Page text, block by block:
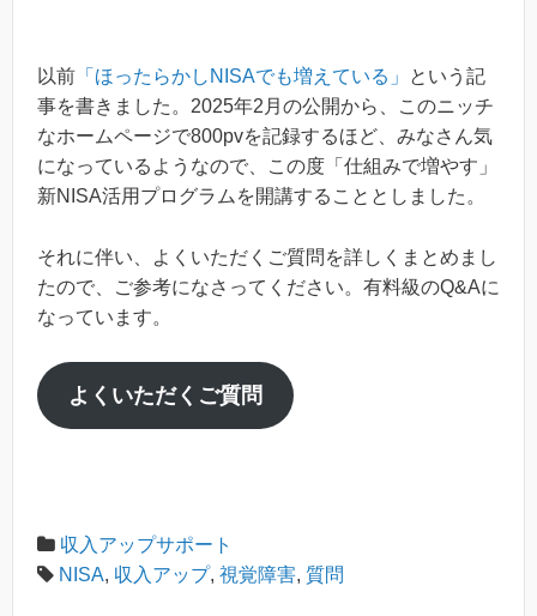
以前 「ほったらかしNISAでも増えている」
という記
事を書きました。2025年2月の公開から、このニッチ
なホームページで800pvを記録するほど、みなさん気
になっているようなので、この度「仕組みで増やす」
新NISA活用プログラムを開講することとしました。
それに伴い、よくいただくご質問を詳しくまとめまし
たので、ご参考になさってください。有料級のQ&Aに
なっています。
よくいただくご質問
収入アップサポート
NISA, 収入アップ, 視覚障害, 質問